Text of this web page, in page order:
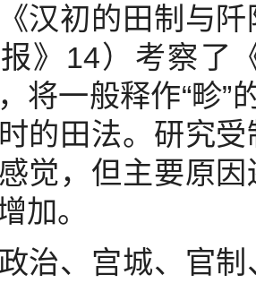
汉初的田制与
》14）考察了
将一般释作“畛”
的田法。研究
觉，但主要原
加。
、宫城、官制